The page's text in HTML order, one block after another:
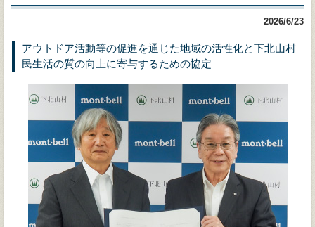
2026/6/23
アウトドア活動等の促進を通じた地域の活性化と下北山村
民生活の質の向上に寄与するための協定